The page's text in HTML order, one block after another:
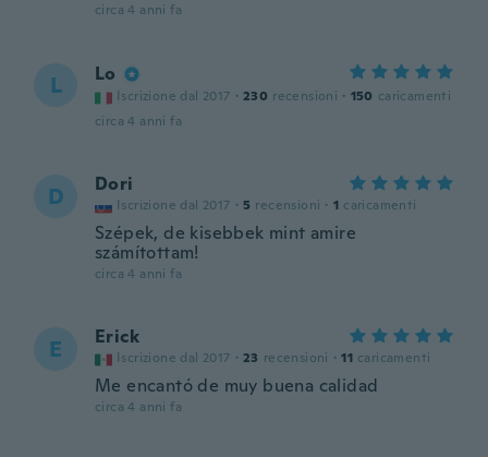
circa 4 anni fa
L Lo
Iscrizione dal 2017 · 230 recensioni · 150 caricamenti
circa 4 anni fa
D Dori
Iscrizione dal 2017 · 5 recensioni · 1 caricamenti
Szépek, de kisebbek mint amire
számítottam!
circa 4 anni fa
E Erick
Iscrizione dal 2017 · 23 recensioni · 11 caricamenti
Me encantó de muy buena calidad
circa 4 anni fa